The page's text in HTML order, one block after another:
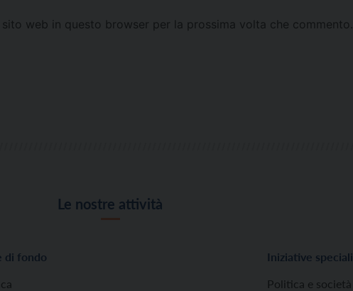
web in questo browser per la prossima volta che commento.
Le nostre attività
di fondo
Iniziative speciali
Politica e società